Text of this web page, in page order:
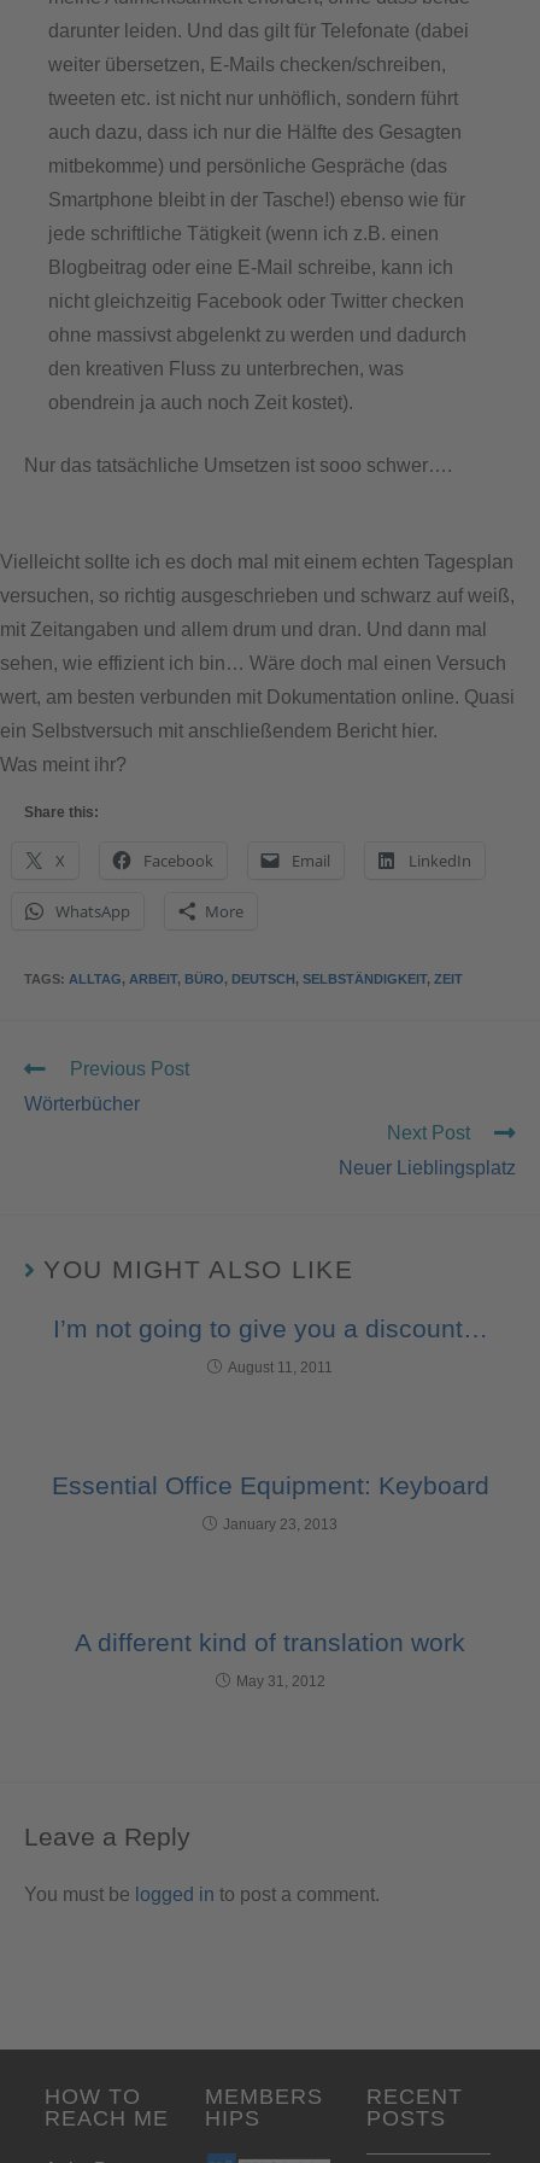
darunter leiden. Und das gilt für Telefonate (dabei
weiter übersetzen, E-Mails checken/schreiben,
tweeten etc. ist nicht nur unhöflich, sondern führt
auch dazu, dass ich nur die Hälfte des Gesagten
mitbekomme) und persönliche Gespräche (das
Smartphone bleibt in der Tasche!) ebenso wie für
jede schriftliche Tätigkeit (wenn ich z.B. einen
Blogbeitrag oder eine E-Mail schreibe, kann ich
nicht gleichzeitig Facebook oder Twitter checken
ohne massivst abgelenkt zu werden und dadurch
den kreativen Fluss zu unterbrechen, was
obendrein ja auch noch Zeit kostet).
Nur das tatsächliche Umsetzen ist sooo schwer….
Vielleicht sollte ich es doch mal mit einem echten Tagesplan
versuchen, so richtig ausgeschrieben und schwarz auf weiß,
mit Zeitangaben und allem drum und dran. Und dann mal
sehen, wie effizient ich bin… Wäre doch mal einen Versuch
wert, am besten verbunden mit Dokumentation online. Quasi
ein Selbstversuch mit anschließendem Bericht hier.
Was meint ihr?
Share this:
X Facebook Email LinkedIn
WhatsApp More
TAGS: ALLTAG, ARBEIT, BÜRO, DEUTSCH, SELBSTÄNDIGKEIT, ZEIT
Previous Post
Wörterbücher
Next Post
Neuer Lieblingsplatz
YOU MIGHT ALSO LIKE
I’m not going to give you a discount…
August 11, 2011
Essential Office Equipment: Keyboard
January 23, 2013
A different kind of translation work
May 31, 2012
Leave a Reply
You must be logged in to post a comment.
HOW TO
REACH ME
MEMBERS
HIPS
RECENT
POSTS